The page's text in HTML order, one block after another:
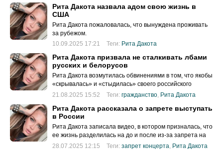
Рита Дакота назвала адом свою жизнь в
США
Рита Дакота пожаловалась, что вынуждена проживать
за рубежом.
10.09.2025 17:21
Теги: Рита Дакота
Рита Дакота призвала не сталкивать лбами
русских и белорусов
Рита Дакота возмутилась обвинениями в том, что якобы
«скрывалась» и «стыдилась» своего российского
паспорта.
21.08.2025 15:52 Теги: гражданство, Рита Дакота
Рита Дакота рассказала о запрете выступать
в России
Рита Дакота записала видео, в котором призналась, что
ее жизнь разделилась на до и после из-за запрета на
выступления в России.
28.07.2025 12:15 Теги: запрет концерта Рита Дакота